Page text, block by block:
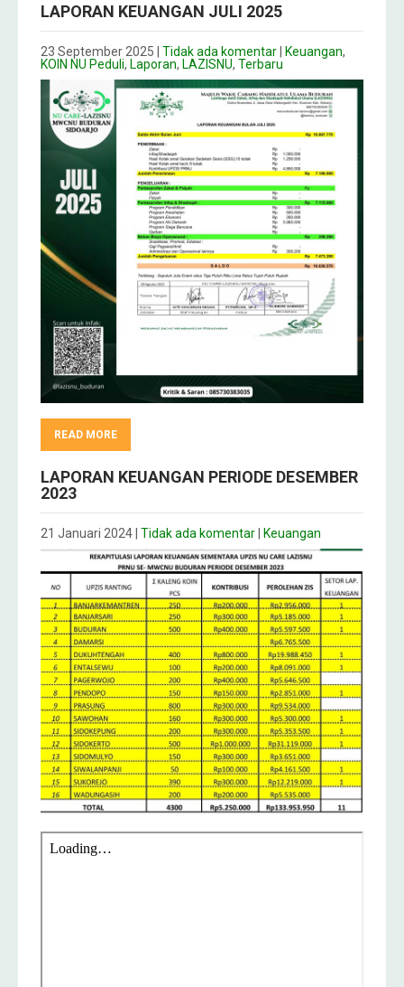
LAPORAN KEUANGAN JULI 2025
23 September 2025 Tidak ada komentar Keuangan,
KOIN NU Peduli, Laporan, LAZISNU, Terbaru
READ MORE
LAPORAN KEUANGAN PERIODE DESEMBER
2023
21 Januari 2024 Tidak ada komentar Keuangan